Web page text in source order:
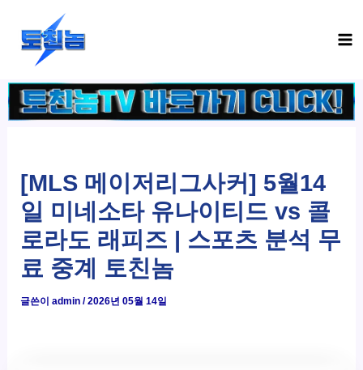
건
너
[MLS 메이저리그사커] 5월14
일 미네소타 유나이티드 vs 콜
로라도 래피즈 | 스포츠 분석 무
료 중계 토친놈
글쓴이admin/2026년 05월 14일